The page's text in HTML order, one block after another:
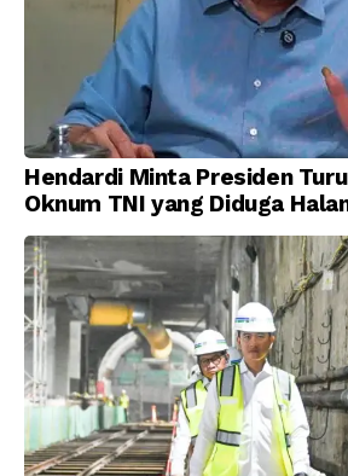
Hendardi Minta Presiden
Oknum TNI yang Diduga
Korupsi